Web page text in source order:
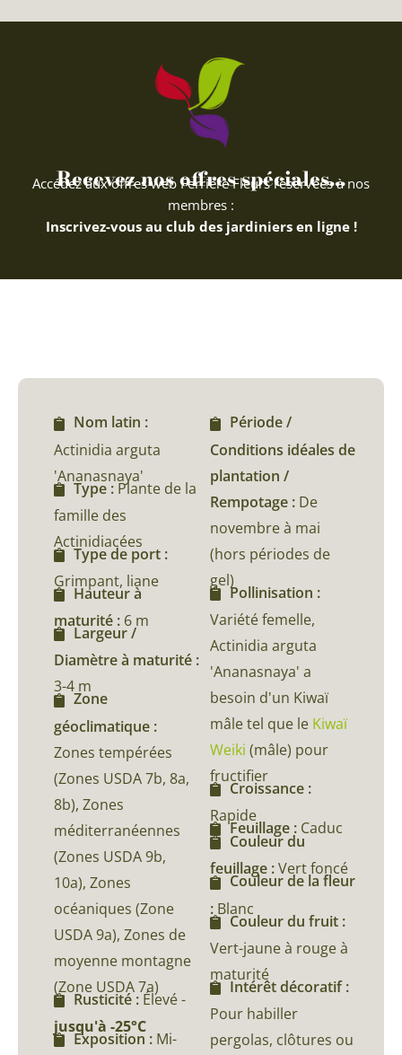
Recevez nos offres spéciales...
Accédez aux offres web Ferriere Fleurs réservées à nos
membres :
Inscrivez-vous au club des jardiniers en ligne !
Nom latin :
Actinidia arguta
'Ananasnaya'
Type :Plante de la
famille des
Actinidiacées
Type de port :
Grimpant, liane
Hauteur à
maturité : 6 m
Largeur /
Diamètre à maturité :
3-4 m
Zone
géoclimatique :
Zones tempérées
(Zones USDA 7b, 8a,
8b), Zones
méditerranéennes
(Zones USDA 9b,
10a), Zones
océaniques (Zone
USDA 9a), Zones de
moyenne montagne
(Zone USDA 7a)
Rusticité :Élevé -
jusqu'à -25°C
Exposition : Mi-
Période /
Conditions idéales de
plantation /
Rempotage : De
novembre à mai
(hors périodes de
gel)
Pollinisation :
Variété femelle,
Actinidia arguta
'Ananasnaya' a
besoin d'un Kiwaï
mâle tel que le Kiwaï
Weiki (mâle) pour
fructifier
Croissance :
Rapide
Feuillage : Caduc
Couleur du
feuillage :Vert foncé
Couleur de la fleur
: Blanc
Couleur du fruit :
Vert-jaune à rouge à
maturité
Intérêt décoratif :
Pour habiller
pergolas, clôtures ou